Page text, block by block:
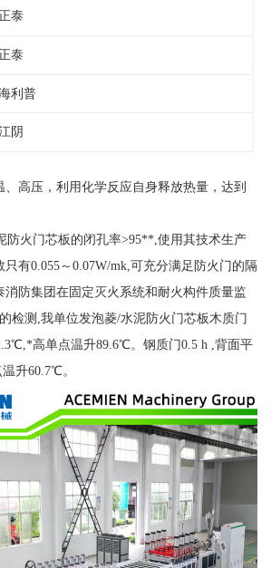
泰
泰
利普
阴
高压，利用化学反应自身释放热量，达到
火门芯板的闭孔率>95**,使用其技术生产
有0.055～0.07W/mk,可充分满足防火门的隔
防集团在固定灭火系统和耐火构件质量监
检测,我单位发泡菱/水泥防火门芯板木质门
高单点温升89.6℃。钢质门0.5 h ,背面平
升60.7℃。